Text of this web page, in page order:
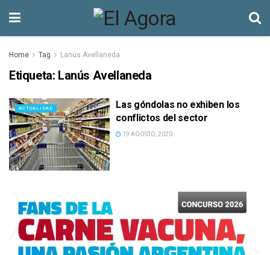
Home Tag Lanús Avellaneda
Etiqueta: Lanús Avellaneda
ACTUALIDAD
Las góndolas no exhiben los
conflictos del sector
19 AGOSTO, 2020